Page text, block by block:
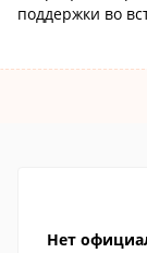
поддержки во
Нет